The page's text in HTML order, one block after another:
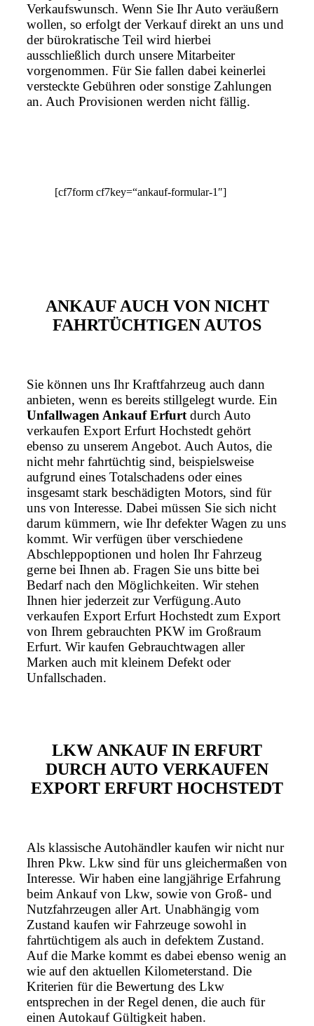
Verkaufswunsch. Wenn Sie Ihr Auto veräußern
wollen, so erfolgt der Verkauf direkt an uns und
der bürokratische Teil wird hierbei
ausschließlich durch unsere Mitarbeiter
vorgenommen. Für Sie fallen dabei keinerlei
versteckte Gebühren oder sonstige Zahlungen
an. Auch Provisionen werden nicht fällig.
[cf7form cf7key=“ankauf-formular-1″]
ANKAUF AUCH VON NICHT
FAHRTÜCHTIGEN AUTOS
Sie können uns Ihr Kraftfahrzeug auch dann
anbieten, wenn es bereits stillgelegt wurde. Ein
Unfallwagen Ankauf Erfurt durch Auto
verkaufen Export Erfurt Hochstedt gehört
ebenso zu unserem Angebot. Auch Autos, die
nicht mehr fahrtüchtig sind, beispielsweise
aufgrund eines Totalschadens oder eines
insgesamt stark beschädigten Motors, sind für
uns von Interesse. Dabei müssen Sie sich nicht
darum kümmern, wie Ihr defekter Wagen zu uns
kommt. Wir verfügen über verschiedene
Abschleppoptionen und holen Ihr Fahrzeug
gerne bei Ihnen ab. Fragen Sie uns bitte bei
Bedarf nach den Möglichkeiten. Wir stehen
Ihnen hier jederzeit zur Verfügung.Auto
verkaufen Export Erfurt Hochstedt zum Export
von Ihrem gebrauchten PKW im Großraum
Erfurt. Wir kaufen Gebrauchtwagen aller
Marken auch mit kleinem Defekt oder
Unfallschaden.
LKW ANKAUF IN ERFURT
DURCH AUTO VERKAUFEN
EXPORT ERFURT HOCHSTEDT
Als klassische Autohändler kaufen wir nicht nur
Ihren Pkw. Lkw sind für uns gleichermaßen von
Interesse. Wir haben eine langjährige Erfahrung
beim Ankauf von Lkw, sowie von Groß- und
Nutzfahrzeugen aller Art. Unabhängig vom
Zustand kaufen wir Fahrzeuge sowohl in
fahrtüchtigem als auch in defektem Zustand.
Auf die Marke kommt es dabei ebenso wenig an
wie auf den aktuellen Kilometerstand. Die
Kriterien für die Bewertung des Lkw
entsprechen in der Regel denen, die auch für
einen Autokauf Gültigkeit haben.